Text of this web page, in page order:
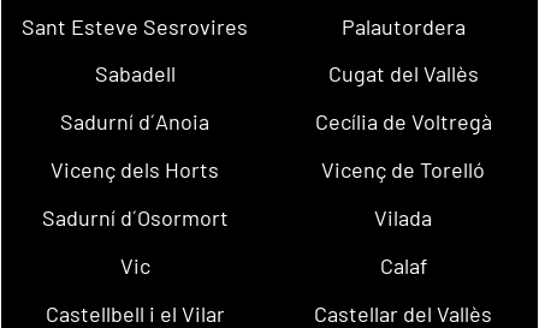
Sant Esteve Sesrovires
Palautordera
Sabadell
Cugat del Vallès
Sadurní d´Anoia
Cecília de Voltregà
Vicenç dels Horts
Vicenç de Torelló
Sadurní d´Osormort
Vilada
Vic
Calaf
Castellbell i el Vilar
Castellar del Vallès